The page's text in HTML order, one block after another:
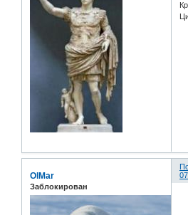
OlMar
Заблокирован